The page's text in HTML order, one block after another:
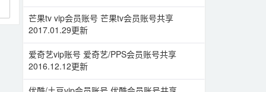
芒果tv vip会员账号 芒果tv会员账号共享
2017.01.29更新
爱奇艺vip账号 爱奇艺/PPS会员账号共享
2016.12.12更新